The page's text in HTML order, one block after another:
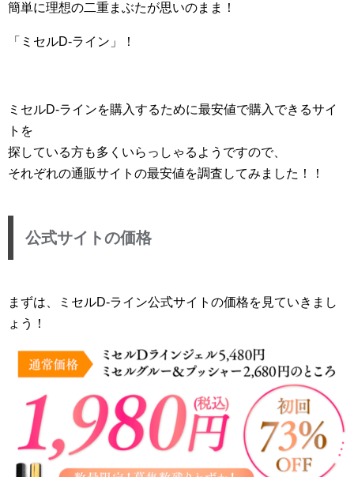
簡単に理想の二重まぶたが思いのまま！
「ミセルD-ライン」！
ミセルD-ラインを購入するために最安値で購入できるサイ
トを
探している方も多くいらっしゃるようですので、
それぞれの通販サイトの最安値を調査してみました！！
公式サイトの価格
まずは、ミセルD-ライン公式サイトの価格を見ていきまし
ょう！